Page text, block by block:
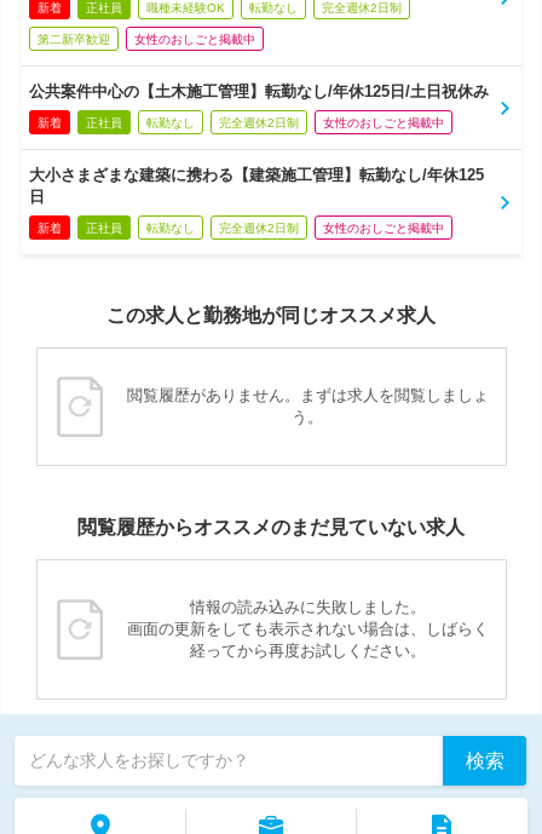
新着 正社員 職種未経験OK 転勤なし 完全週休2日制
第二新卒歓迎 女性のおしごと掲載中
公共案件中心の【土木施工管理】転勤なし/年休125日/土日祝休み
新着 正社員 転勤なし 完全週休2日制 女性のおしごと掲載中
大小さまざまな建築に携わる【建築施工管理】転勤なし/年休125
日
新着 正社員 転勤なし 完全週休2日制 女性のおしごと掲載中
この求人と勤務地が同じオススメ求人
閲覧履歴がありません。まずは求人を閲覧しましょ
う。
閲覧履歴からオススメのまだ見ていない求人
情報の読み込みに失敗しました。
画面の更新をしても表示されない場合は、しばらく
経ってから再度お試しください。
どんな求人をお探しですか？ 検索